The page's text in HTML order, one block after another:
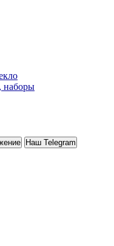
наборы
Наш Telegram